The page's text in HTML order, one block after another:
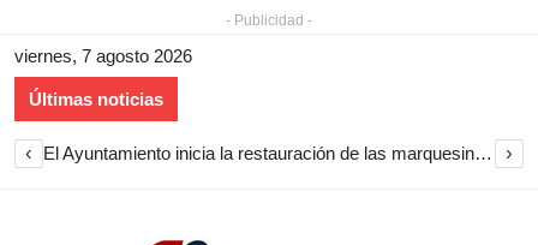
- Publicidad -
viernes, 7 agosto 2026
Últimas noticias
‹ Cine de verano en Sanlúcar en agosto de 2026 con proyecciones gratuitas en playas y barrios ›